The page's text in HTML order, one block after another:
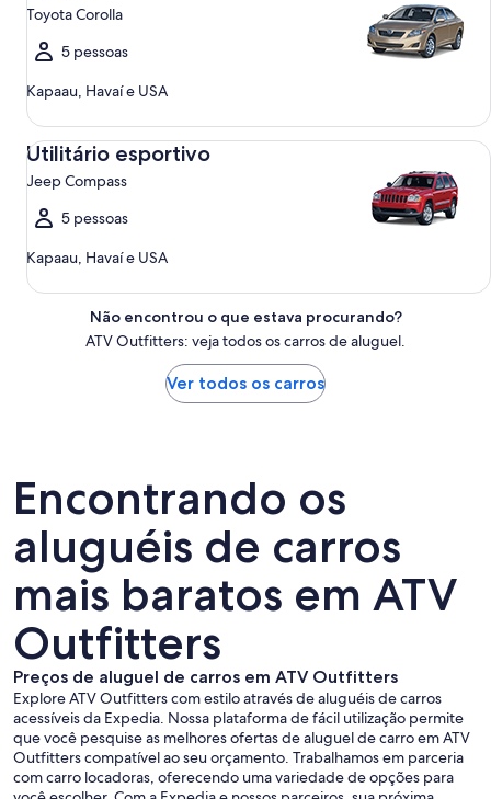
Toyota Corolla
5 pessoas
Kapaau, Havaí e USA
Utilitário esportivo
Jeep Compass
5 pessoas
Kapaau, Havaí e USA
Utilitário esportivo Jeep Compass
Não encontrou o que estava procurando?
ATV Outfitters: veja todos os carros de aluguel.
Ver todos os carros
Encontrando os
aluguéis de carros
mais baratos em ATV
Outfitters
Preços de aluguel de carros em ATV Outfitters
Explore ATV Outfitters com estilo através de aluguéis de carros
acessíveis da Expedia. Nossa plataforma de fácil utilização permite
que você pesquise as melhores ofertas de aluguel de carro em ATV
Outfitters compatível ao seu orçamento. Trabalhamos em parceria
com carro locadoras, oferecendo uma variedade de opções para